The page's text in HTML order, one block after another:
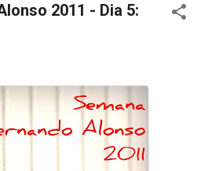
2011 - Dia 5: